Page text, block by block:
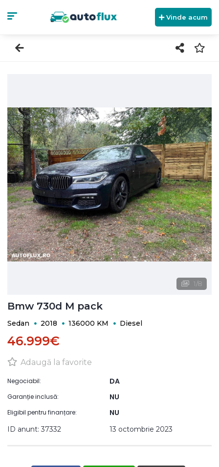
Vinde acum
1/8
Bmw 730d M pack
Sedan 2018 136000 KM Diesel
46.999€
Adaugă la favorite
Negociabil: DA
Garanție inclusă: NU
Eligibil pentru finanțare: NU
ID anunt: 37332 13 octombrie 2023